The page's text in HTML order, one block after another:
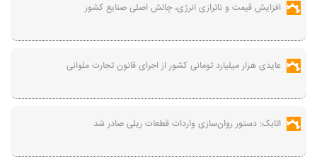
افزایش قیمت و ناترازی انرژی، چالش اصلی صنایع کشور
عایدی هزار میلیارد تومانی کشور از اجرای قانون تجارت ملوانی
اتابک: دستور روان‌سازی واردات قطعات ریلی صادر شد